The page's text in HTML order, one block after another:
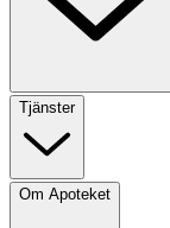
Tjänster
Om Apoteket